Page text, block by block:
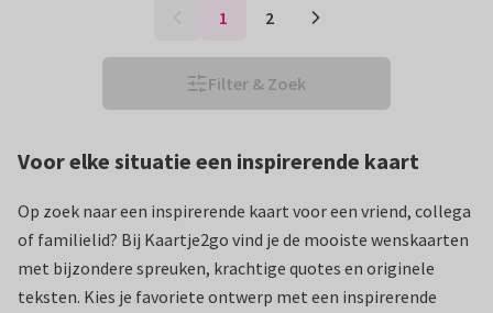
1 2
Filter & Zoek
Voor elke situatie een inspirerende kaart
Op zoek naar een inspirerende kaart voor een vriend, collega
of familielid? Bij Kaartje2go vind je de mooiste wenskaarten
met bijzondere spreuken, krachtige quotes en originele
teksten. Kies je favoriete ontwerp met een inspirerende